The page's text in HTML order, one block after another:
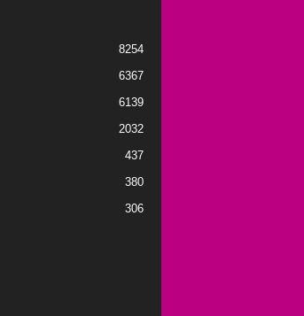
8254
6367
6139
2032
437
380
306